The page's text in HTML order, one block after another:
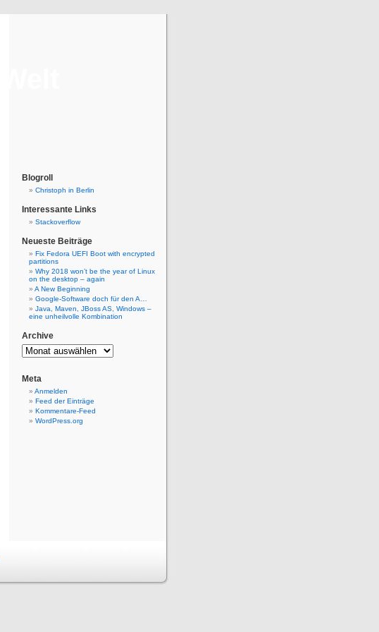
Blogroll
Christoph in Berlin
Interessante Links
Stackoverflow
Neueste Beiträge
Fix Fedora UEFI Boot with encrypted
partitions
Why 2018 won’t be the year of Linux
on the desktop – again
A New Beginning
Google-Software doch für den A…
Java, Maven, JBoss AS, Windows –
eine unheilvolle Kombination
Archive
Meta
Anmelden
Feed der Einträge
Kommentare-Feed
WordPress.org